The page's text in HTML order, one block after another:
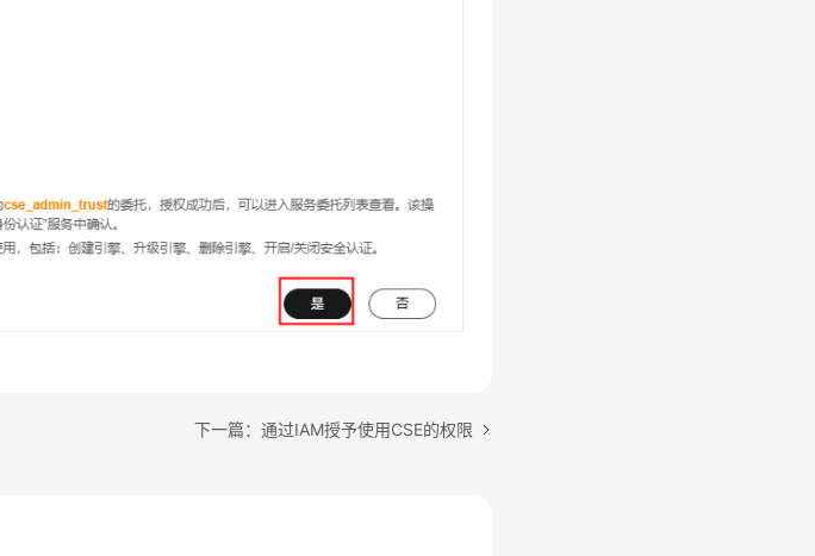
下一篇：通过IAM授予使用CSE的权限